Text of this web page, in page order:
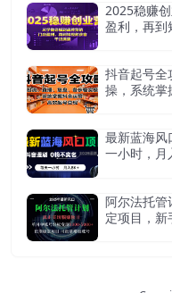
2025稳赚
盈利，再到
抖音起号全
操，系统掌
最新蓝海风
一小时，月
阿尔法托管
定项目，